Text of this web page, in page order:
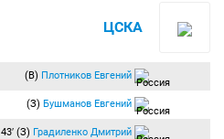
ЦСКА
(В) Плотников Евгений
(З) Бушманов Евгений
43′ (З) Градиленко Дмитрий